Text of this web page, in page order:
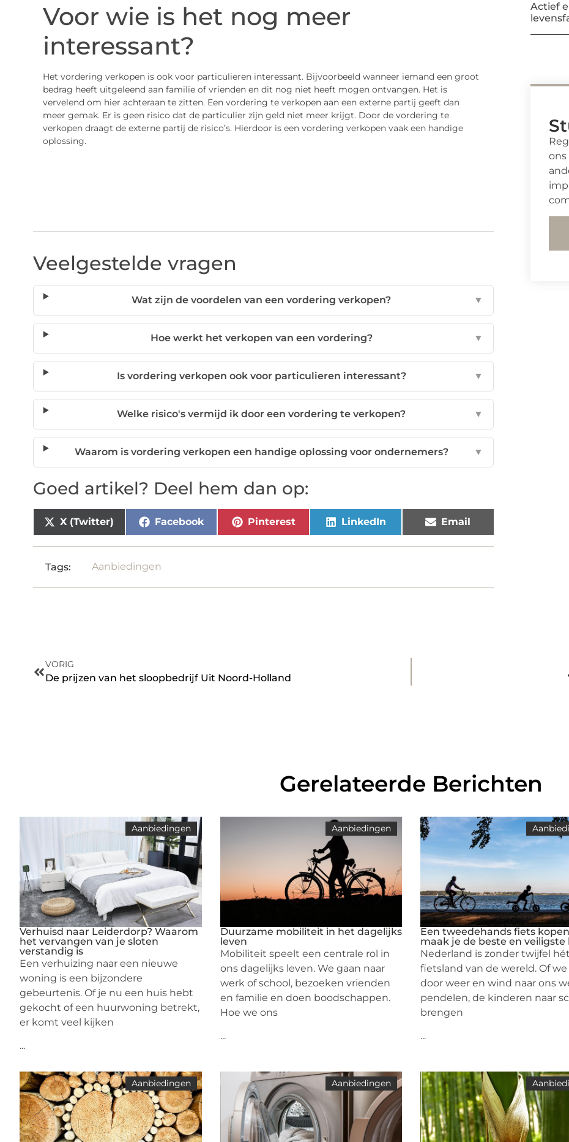
Voor wie is het nog meer
interessant?
Het vordering verkopen is ook voor particulieren interessant. Bijvoorbeeld wanneer iemand een groot
bedrag heeft uitgeleend aan familie of vrienden en dit nog niet heeft mogen ontvangen. Het is
vervelend om hier achteraan te zitten. Een vordering te verkopen aan een externe partij geeft dan
meer gemak. Er is geen risico dat de particulier zijn geld niet meer krijgt. Door de vordering te
verkopen draagt de externe partij de risico’s. Hierdoor is een vordering verkopen vaak een handige
oplossing.
Veelgestelde vragen
Wat zijn de voordelen van een vordering verkopen? ▼
Hoe werkt het verkopen van een vordering? ▼
Is vordering verkopen ook voor particulieren interessant? ▼
Welke risico's vermijd ik door een vordering te verkopen? ▼
Waarom is vordering verkopen een handige oplossing voor ondernemers? ▼
Goed artikel? Deel hem dan op:
X (Twitter) Facebook Pinterest LinkedIn Email
Tags: Aanbiedingen
Actief
ons
VORIG
De prijzen van het sloopbedrijf Uit Noord-Holland
Gerelateerde Berichten
Aanbiedingen
Verhuisd naar Leiderdorp? Waarom
het vervangen van je sloten
verstandig is
Een verhuizing naar een nieuwe
woning is een bijzondere
gebeurtenis. Of je nu een huis hebt
gekocht of een huurwoning betrekt,
er komt veel kijken
...
Aanbiedingen
Duurzame mobiliteit in het dagelijks
leven
Mobiliteit speelt een centrale rol in
ons dagelijks leven. We gaan naar
werk of school, bezoeken vrienden
en familie en doen boodschappen.
Hoe we ons
...
Een tweedehands fiets
maak je de beste en veiligste
Nederland is zonder twijfel hét
fietsland van de wereld. Of
door weer en wind naar ons
pendelen, de kinderen naar
brengen
...
Aanbiedingen Aanbiedingen